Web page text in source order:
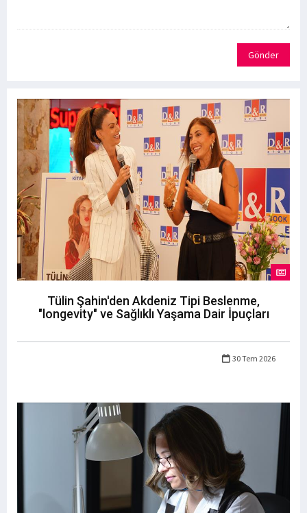
Gönder
Tülin Şahin'den Akdeniz Tipi Beslenme,
"longevity" ve Sağlıklı Yaşama Dair İpuçları
30 Tem 2026